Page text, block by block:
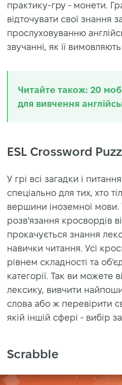
практику-гру - монети.
відточувати свої знання
прослуховуванню
звучанні, як її вимовляють
Читайте також: 20
для вивчення
ESL Crossword
У грі всі загадки і
спеціально для тих, хто
вершини іноземної мови.
розв'язання кросвордів
прокачується знання
навички читання. Усі
рівнем складності та
категорії. Так ви можете
лексику, вивчити
слова або ж перевірити
якій іншій сфері - вибір
Scrabble